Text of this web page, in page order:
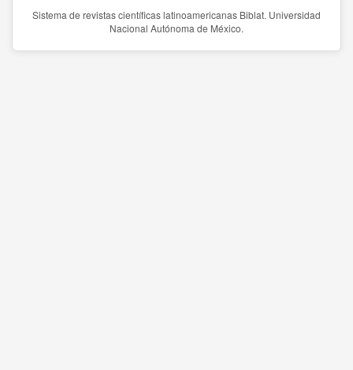
Sistema de revistas científicas latinoamericanas Biblat. Universidad
Nacional Autónoma de México.